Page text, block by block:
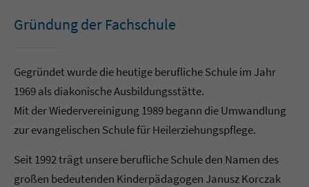
Gründung der Fachschule
Gegründet wurde die heutige berufliche Schule im Jahr
1969 als diakonische Ausbildungsstätte.
Mit der Wiedervereinigung 1989 begann die Umwandlung
zur evangelischen Schule für Heilerziehungspflege.
Seit 1992 trägt unsere berufliche Schule den Namen des
großen bedeutenden Kinderpädagogen Janusz Korczak